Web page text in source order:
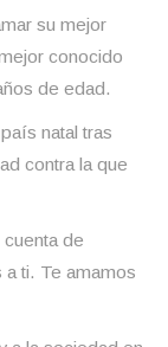
su mejor
conocido
de edad.
natal tras
contra la que
de
ti. Te amamos